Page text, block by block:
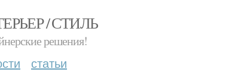
/ СТИЛЬ
решения!
статьи